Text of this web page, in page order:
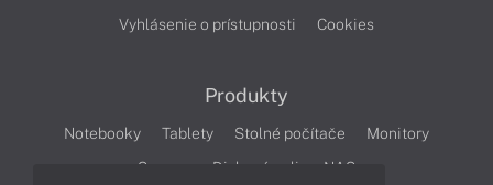
Vyhlásenie o prístupnosti
Cookies
Produkty
Notebooky Tablety Stolné počítače
Monitory
Servery
Diskové polia a NAS